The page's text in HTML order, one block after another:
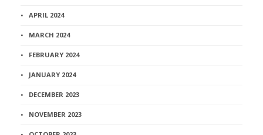
APRIL 2024
MARCH 2024
FEBRUARY 2024
JANUARY 2024
DECEMBER 2023
NOVEMBER 2023